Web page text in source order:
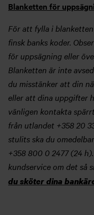
Blanketten för
För att fylla i
finsk banks koder.
för uppsägning eller
Blanketten är inte
du misstänker att din
eller att dina uppgifter
vänligen kontakta
från utlandet +358 20
stulits ska du
+358 800 0 2477 (24
kundservice om det så
du sköter dina